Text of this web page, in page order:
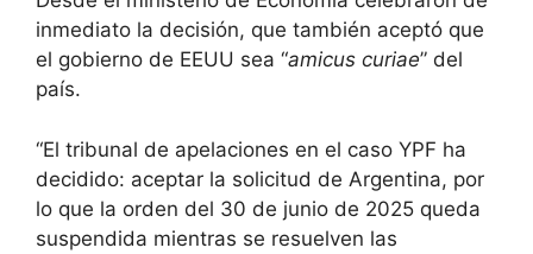
inmediato la decisión, que también aceptó que
el gobierno de EEUU sea “amicus curiae” del
país.
“El tribunal de apelaciones en el caso YPF ha
decidido: aceptar la solicitud de Argentina, por
lo que la orden del 30 de junio de 2025 queda
suspendida mientras se resuelven las